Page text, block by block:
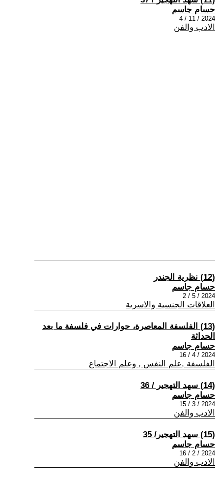
حسام جاسم
2024 / 11 / 4
الادب والفن
(12) نظرية الجندر
حسام جاسم
2024 / 5 / 2
العلاقات الجنسية والاسرية
(13) الفلسفة المعاصرة، حوارات في فلسفة ما بعد
الحداثة
حسام جاسم
2024 / 4 / 16
الفلسفة ,علم النفس , وعلم الاجتماع
(14) سهد التهجير / 36
حسام جاسم
2024 / 3 / 15
الادب والفن
(15) سهد التهجير/ 35
حسام جاسم
2024 / 2 / 16
الادب والفن